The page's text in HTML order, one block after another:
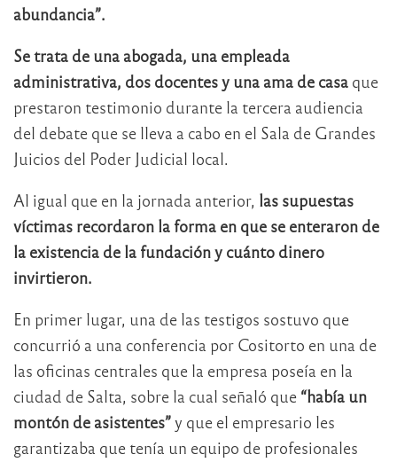
abundancia”.
Se trata de una abogada, una empleada
administrativa, dos docentes y una ama de casa que
prestaron testimonio durante la tercera audiencia
del debate que se lleva a cabo en el Sala de Grandes
Juicios del Poder Judicial local.
Al igual que en la jornada anterior, las supuestas
víctimas recordaron la forma en que se enteraron de
la existencia de la fundación y cuánto dinero
invirtieron.
En primer lugar, una de las testigos sostuvo que
concurrió a una conferencia por Cositorto en una de
las oficinas centrales que la empresa poseía en la
ciudad de Salta, sobre la cual señaló que “había un
montón de asistentes”y que el empresario les
garantizaba que tenía un equipo de profesionales